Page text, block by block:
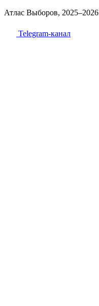
Атлас Выборов, 2025–2026
Telegram-канал